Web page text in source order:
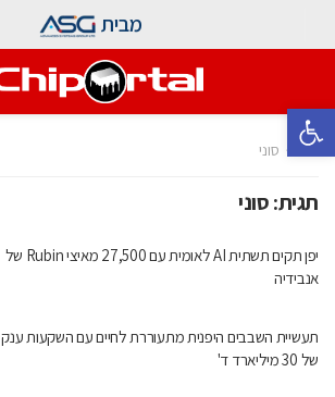
פתח סרגל נגישות
מבית
בית סוני
תגית:סוני
יפן תקים תשתית AI לאומית עם 27,500 מאיצי Rubin של
אנבידיה
תעשיית השבבים היפנית מתעוררת לחיים עם השקעות ענק
של 30 מיליארד ד'